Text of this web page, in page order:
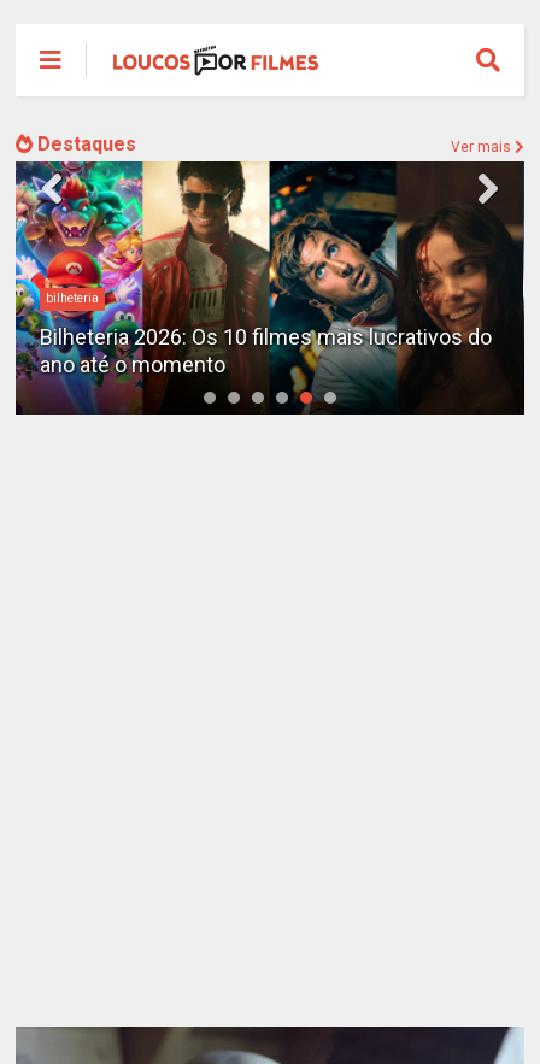
Destaques Ver mais
bilheteria
Bilheteria 2026: Os 10 filmes mais lucrativos do
ano até o momento